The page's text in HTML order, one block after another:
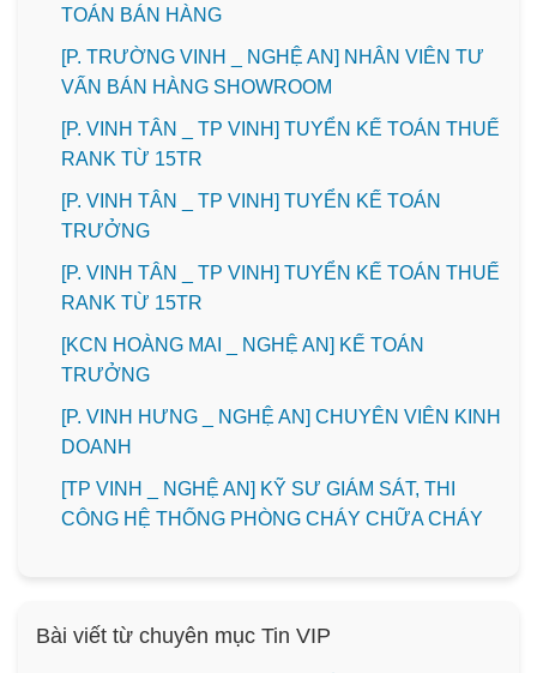
TOÁN BÁN HÀNG
[P. TRƯỜNG VINH _ NGHỆ AN] NHÂN VIÊN TƯ
VẤN BÁN HÀNG SHOWROOM
[P. VINH TÂN _ TP VINH] TUYỂN KẾ TOÁN THUẾ
RANK TỪ 15TR
[P. VINH TÂN _ TP VINH] TUYỂN KẾ TOÁN
TRƯỞNG
[P. VINH TÂN _ TP VINH] TUYỂN KẾ TOÁN THUẾ
RANK TỪ 15TR
️[KCN HOÀNG MAI _ NGHỆ AN] KẾ TOÁN
TRƯỞNG
️[P. VINH HƯNG _ NGHỆ AN] CHUYÊN VIÊN KINH
DOANH
[TP VINH _ NGHỆ AN] KỸ SƯ GIÁM SÁT, THI
CÔNG HỆ THỐNG PHÒNG CHÁY CHỮA CHÁY
Bài viết từ chuyên mục Tin VIP